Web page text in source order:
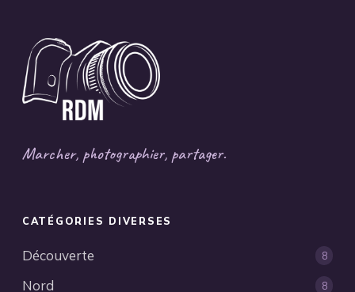
Marcher, photographier, partager.
CATÉGORIES DIVERSES
Découverte 8
Nord 8